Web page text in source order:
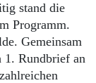
stand die
Programm.
Gemeinsam
1. Rundbrief an